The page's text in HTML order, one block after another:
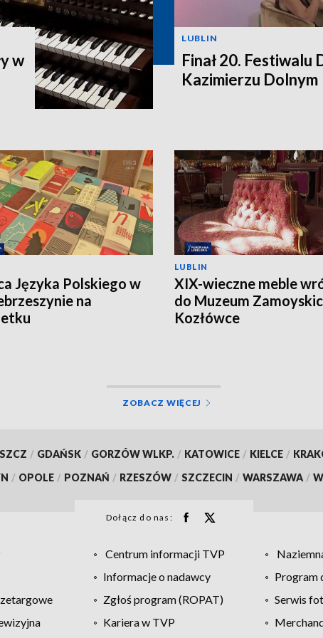
w
LUBLIN
Finał 20. Festiwalu
Kazimierzu Dolnym
Języka Polskiego w
na
LUBLIN
XIX-wieczne meble
do Muzeum
Kozłówce
ZOBACZ WIĘCEJ
/ GDAŃSK / GORZÓW WLKP. / KATOWICE / KIELCE /
/ OPOLE / POZNAŃ / RZESZÓW / SZCZECIN / WARSZAWA /
Dołącz do nas:
Centrum informacji TVP
Informacje o nadawcy
Program
Zgłoś program (ROPAT)
Serwis
Kariera w TVP